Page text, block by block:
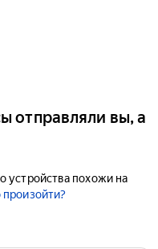
отправляли вы, а
устройства похожи на